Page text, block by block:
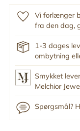
Vi forlænger
fra den dag,
1-3 dages
ombytning
Smykket
Melchior
Spørgsmål?